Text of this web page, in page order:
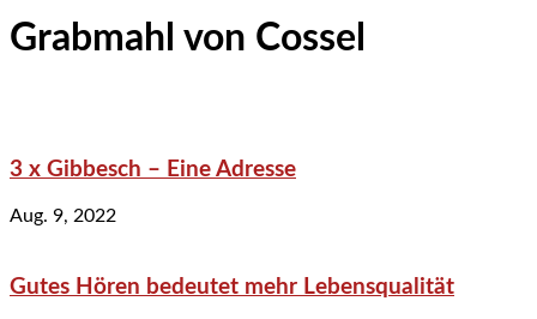
Grabmahl von Cossel
3 x Gibbesch – Eine Adresse
Aug. 9, 2022
Gutes Hören bedeutet mehr Lebensqualität